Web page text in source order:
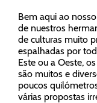
Bem aqui ao
de nuestros
de culturas muito
espalhadas por
Este ou a Oeste,
são muitos e
poucos
várias propostas